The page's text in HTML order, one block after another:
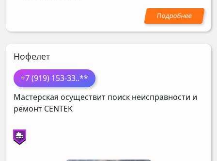
Нофелет
+7 (919) 153-33..**
Мастерская осуществит поиск неисправности и
ремонт CENTEK